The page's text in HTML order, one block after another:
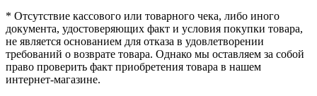
* Отсутствие кассового или товарного чека, либо иного
документа, удостоверяющих факт и условия покупки товара,
не является основанием для отказа в удовлетворении
требований о возврате товара. Однако мы оставляем за собой
право проверить факт приобретения товара в нашем
интернет-магазине.